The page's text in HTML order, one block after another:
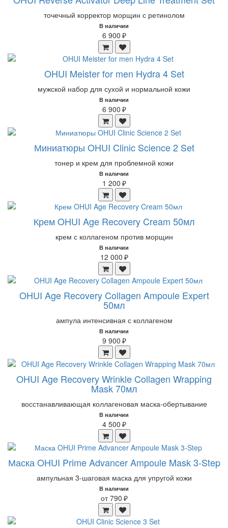
точечный корректор морщин с ретинолом
В наличии
6 900 ₽
OHUI Meister for men Hydra 4 Set
мужской набор для сухой и нормальной кожи
В наличии
6 900 ₽
Миниатюры OHUI Clinic Science 2 Set
тонер и крем для проблемной кожи
В наличии
1 200 ₽
Крем OHUI Age Recovery Cream 50мл
крем с коллагеном против морщин
В наличии
12 000 ₽
OHUI Age Recovery Collagen Ampoule Expert
50мл
ампула интенсивная с коллагеном
В наличии
9 900 ₽
OHUI Age Recovery Wrinkle Collagen Wrapping
Mask 70мл
восстанавливающая коллагеновая маска-обертывание
В наличии
4 500 ₽
Маска OHUI Prime Advancer Ampoule Mask 3-Step
ампульная 3-шаговая маска для упругой кожи
В наличии
от 790 ₽